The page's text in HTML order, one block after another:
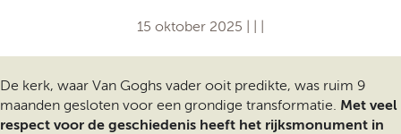
a
s
15 oktober 2025 | | |
De kerk, waar Van Goghs vader ooit predikte, was ruim 9
maanden gesloten voor een grondige transformatie. Met veel
respect voor de geschiedenis heeft het rijksmonument in